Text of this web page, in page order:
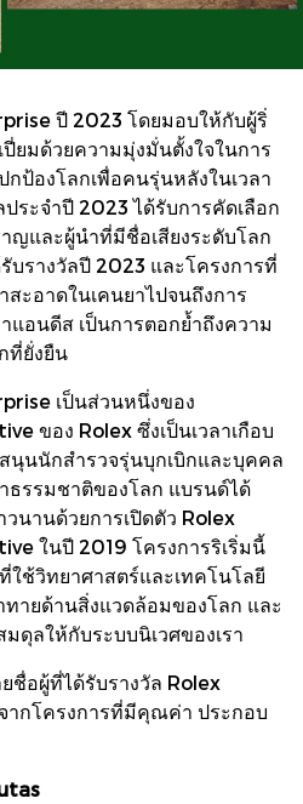
ปี 2023 โดยมอบให้กับผู้ริ่
ยมด้วยความมุ่งมั่นตั้งใจในการ
ป้องโลกเพื่อคนรุ่นหลังในเวลา
ประจำปี 2023 ได้รับการคัดเลือก
ญและผู้นำที่มีชื่อเสียงระดับโลก
บรางวัลปี 2023 และโครงการที่
สะอาดในเคนยาไปจนถึงการ
แอนดีส เป็นการตอกย้ำถึงความ
ที่ยั่งยืน
เป็นส่วนหนึ่งของ
ของ Rolex ซึ่งเป็นเวลาเกือบ
นุนนักสำรวจรุ่นบุกเบิกและบุคคล
รรมชาติของโลก แบรนด์ได้
นานด้วยการเปิดตัว Rolex
ในปี 2019 โครงการริเริ่มนี้
ช้วิทยาศาสตร์และเทคโนโลยี
ทายด้านสิ่งแวดล้อมของโลก และ
ดุลให้กับระบบนิเวศของเรา
ชื่อผู้ที่ได้รับรางวัล Rolex
กโครงการที่มีคุณค่า ประกอบ